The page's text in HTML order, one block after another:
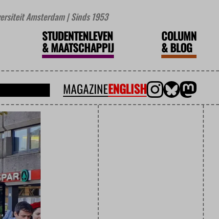
Amsterdam | Sinds 1953
STUDENTENLEVEN
&MAATSCHAPPIJ
COLUMN
&BLOG
MAGAZINEENGLISH